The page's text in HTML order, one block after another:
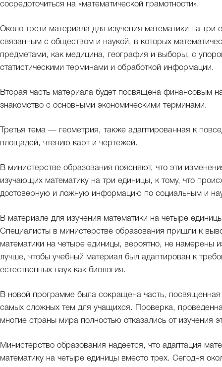
сосредоточиться на «математической грамотности».
Около трети материала для изучения математики на
связанным с обществом и наукой, в которых
предметами, как медицина, география и выборы, с
статистическими терминами и обработкой информации.
Вторая часть материала будет посвящена финансовым
знакомство с основными экономическими терминами.
Третья тема — геометрия, также адаптированная к
площадей, чтению карт и чертежей.
В министерстве образования поясняют, что эти
изучающих математику на три единицы, к тому, что
достоверную и ложную информацию по социальным и
В материале для изучения математики на четыре
Специалисты в министерстве образования пришли к
математики на четыре единицы, вероятно, не намерены
лучше, чтобы учебный материал был адаптирован к
естественных наук как биология.
В новой программе была сокращена часть, посвященная
самых сложных тем для учащихся. Проверка,
многие страны мира полностью отказались от изучения
Министерство образования надеется, что адаптация
математику на четыре единицы вместо трех. Сегодня